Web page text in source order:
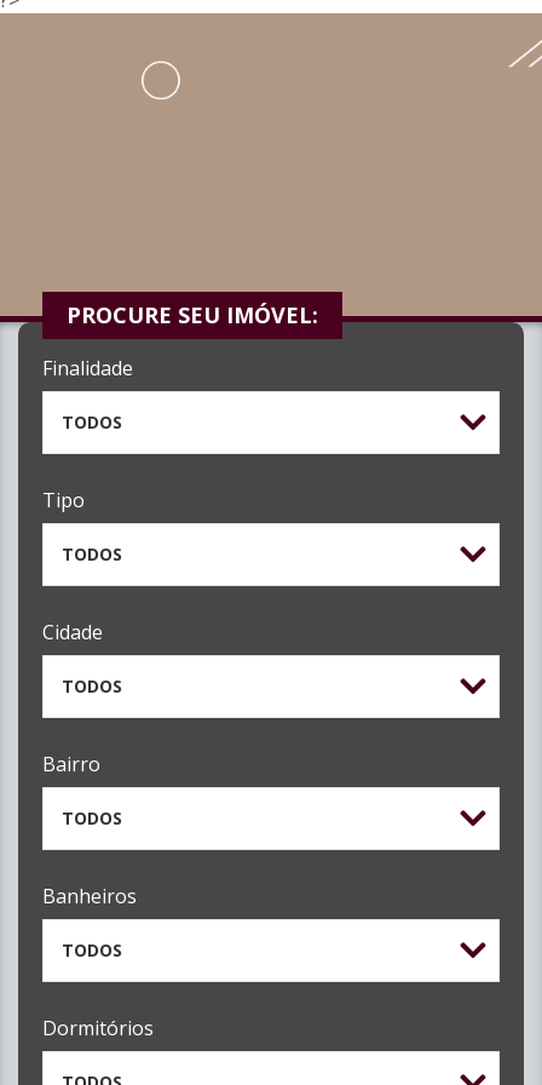
PROCURE SEU IMÓVEL:
Finalidade
TODOS
Tipo
TODOS
Cidade
TODOS
Bairro
TODOS
Banheiros
TODOS
Dormitórios